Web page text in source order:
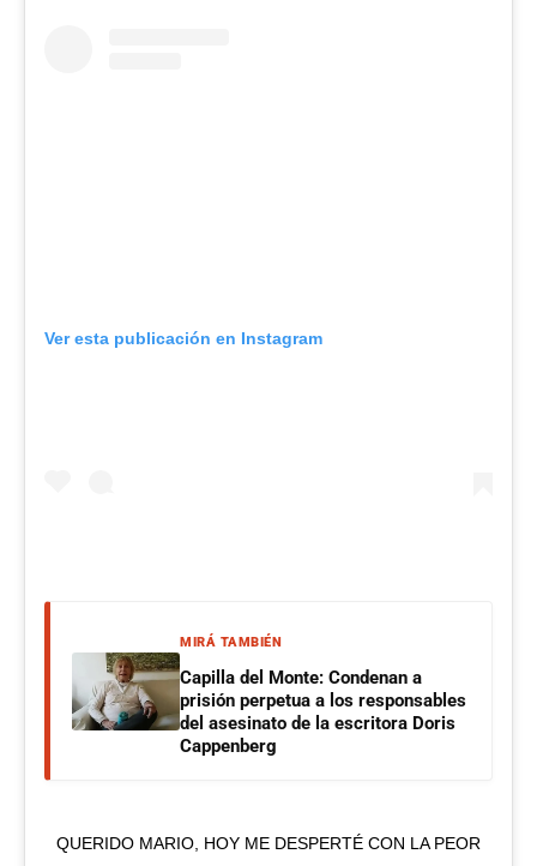
Ver esta publicación en Instagram
MIRÁ TAMBIÉN
Capilla del Monte: Condenan a
prisión perpetua a los responsables
del asesinato de la escritora Doris
Cappenberg
QUERIDO MARIO, HOY ME DESPERTÉ CON LA PEOR